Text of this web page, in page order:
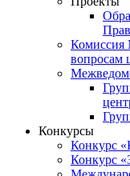
Комиссия
вопросам
Конкурсы
Конкурс
Конкурс